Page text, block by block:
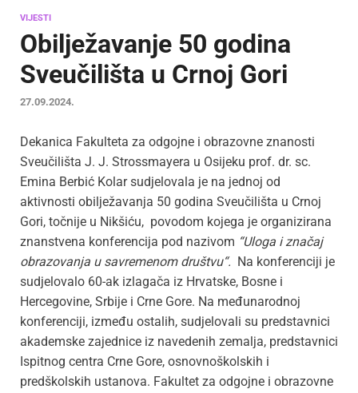
VIJESTI
Obilježavanje 50 godina
Sveučilišta u Crnoj Gori
27.09.2024.
Dekanica Fakulteta za odgojne i obrazovne znanosti
Sveučilišta J. J. Strossmayera u Osijeku prof. dr. sc.
Emina Berbić Kolar sudjelovala je na jednoj od
aktivnosti obilježavanja 50 godina Sveučilišta u Crnoj
Gori, točnije u Nikšiću, povodom kojega je organizirana
znanstvena konferencija pod nazivom “Uloga i značaj
obrazovanja u savremenom društvu“. Na konferenciji je
sudjelovalo 60-ak izlagača iz Hrvatske, Bosne i
Hercegovine, Srbije i Crne Gore. Na međunarodnoj
konferenciji, između ostalih, sudjelovali su predstavnici
akademske zajednice iz navedenih zemalja, predstavnici
Ispitnog centra Crne Gore, osnovnoškolskih i
predškolskih ustanova. Fakultet za odgojne i obrazovne